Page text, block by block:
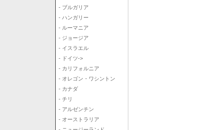
- ブルガリア
- ハンガリー
- ルーマニア
- ジョージア
- イスラエル
- ドイツ->
- カリフォルニア
- オレゴン・ワシントン
- カナダ
- チリ
- アルゼンチン
- オーストラリア